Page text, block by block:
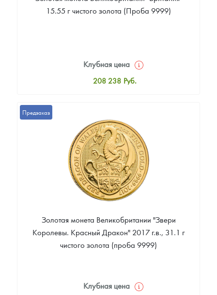
15.55 г чистого золота (Проба 9999)
Клубная цена
208 238 Руб.
Цена выкупа
195 223 Руб.
Предзаказ
Золотая монета Великобритании "Звери
Королевы. Красный Дракон" 2017 г.в., 31.1 г
чистого золота (проба 9999)
Клубная цена